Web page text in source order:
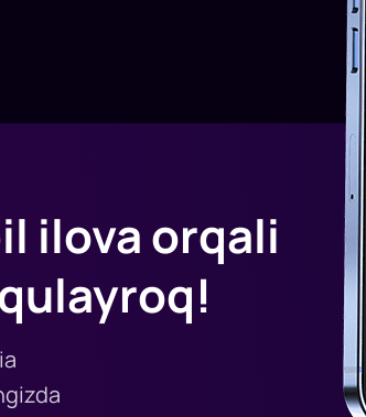
ilova orqali